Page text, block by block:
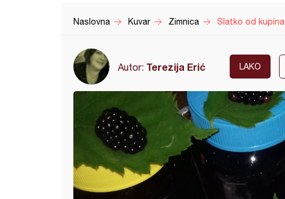
Naslovna Kuvar Zimnica Slatko od kupina
Autor: Terezija Erić LAKO